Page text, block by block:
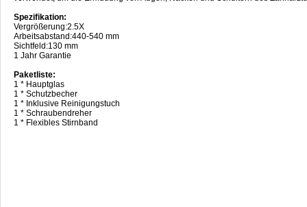
Spezifikation:
Vergrößerung:2.5X
Arbeitsabstand:440-540 mm
Sichtfeld:130 mm
1 Jahr Garantie
Paketliste:
1 * Hauptglas
1 * Schutzbecher
1 * Inklusive Reinigungstuch
1 * Schraubendreher
1 * Flexibles Stirnband